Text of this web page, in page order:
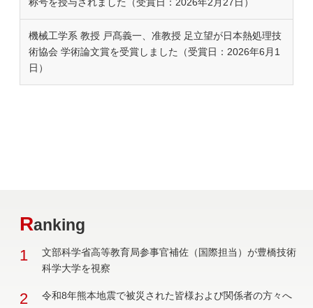
機械工学系 教授 戸髙義一、准教授 足立望が日本熱処理技
術協会 学術論文賞を受賞しました（受賞日：2026年6月1
日）
Ranking
1
文部科学省高等教育局参事官補佐（国際担当）が豊橋技術
科学大学を視察
2 令和8年熊本地震で被災された皆様および関係者の方々へ